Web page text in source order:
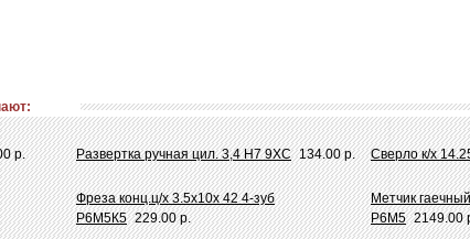
р. Развертка ручная цил. 3,4 Н7 9ХС 134.00 р. Сверло к/х
Фреза конц.ц/х 3.5х10х 42 4-зуб
Р6М5К5 229.00 р.
Метчик
Р6М5 2149.00